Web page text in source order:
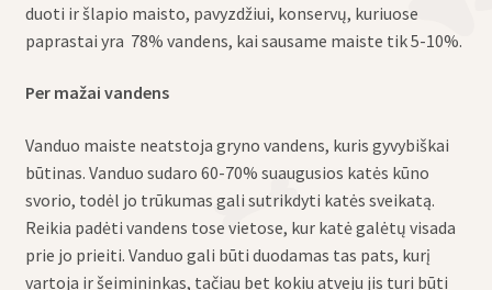
duoti ir šlapio maisto, pavyzdžiui, konservų, kuriuose
paprastai yra 78% vandens, kai sausame maiste tik 5-10%.
Per mažai vandens
Vanduo maiste neatstoja gryno vandens, kuris gyvybiškai
būtinas. Vanduo sudaro 60-70% suaugusios katės kūno
svorio, todėl jo trūkumas gali sutrikdyti katės sveikatą.
Reikia padėti vandens tose vietose, kur katė galėtų visada
prie jo prieiti. Vanduo gali būti duodamas tas pats, kurį
vartoja ir šeimininkas, tačiau bet kokiu atveju jis turi būti